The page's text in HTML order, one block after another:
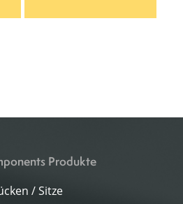
Produkte
/ Sitze